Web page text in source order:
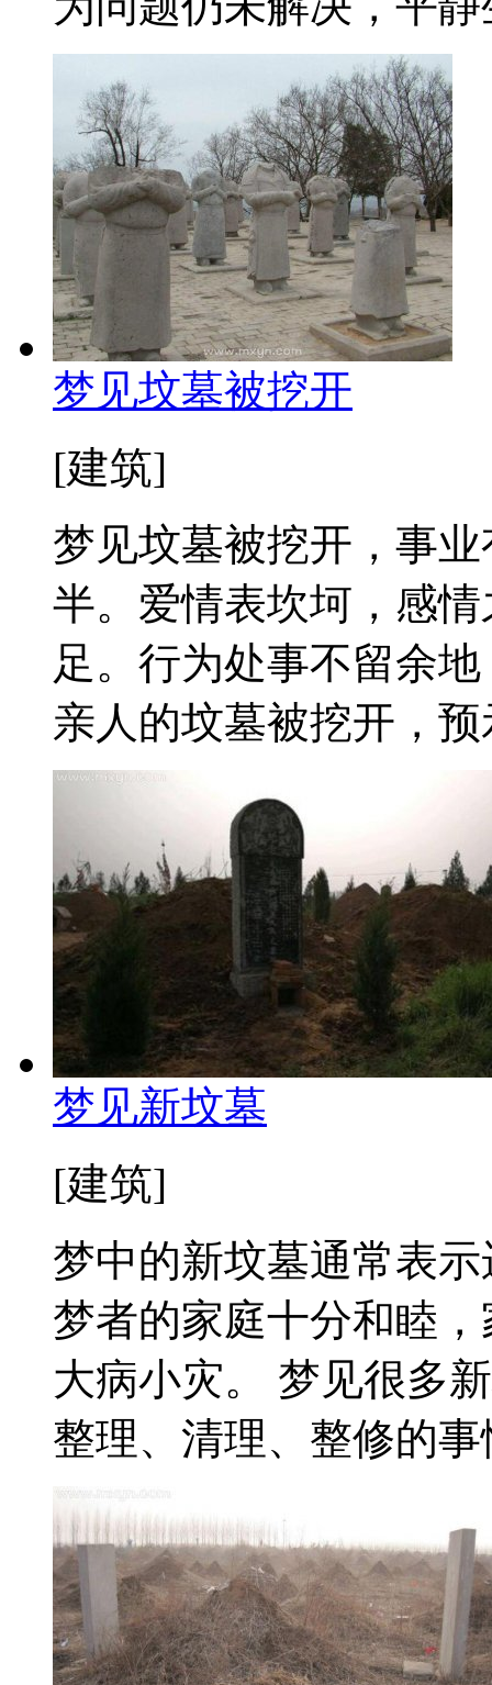
梦见坟墓被挖开
[建筑]
梦见坟墓被挖开，事
半。爱情表坎坷，感
足。行为处事不留余
亲人的坟墓被挖开，
梦见新坟墓
[建筑]
梦中的新坟墓通常表
梦者的家庭十分和睦
大病小灾。 梦见很多
整理、清理、整修的